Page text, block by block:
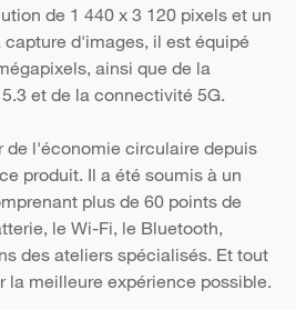
de 1 440 x 3 120 pixels et un
capture d'images, il est équipé
ainsi que de la
et de la connectivité 5G.
de l'économie circulaire depuis
produit. Il a été soumis à un
plus de 60 points de
le Wi-Fi, le Bluetooth,
des ateliers spécialisés. Et tout
la meilleure expérience possible.